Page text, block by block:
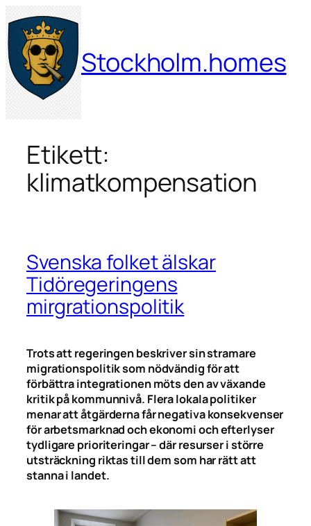
Hoppa
till
innehåll
Stockholm.homes
Etikett:
klimatkompensation
Svenska folket älskar
Tidöregeringens
mirgrationspolitik
Trots att regeringen beskriver sin stramare
migrationspolitik som nödvändig för att
förbättra integrationen möts den av växande
kritik på kommunnivå. Flera lokala politiker
menar att åtgärderna får negativa konsekvenser
för arbetsmarknad och ekonomi och efterlyser
tydligare prioriteringar – där resurser i större
utsträckning riktas till dem som har rätt att
stanna i landet.